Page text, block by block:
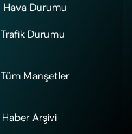
Hava Durumu
Trafik Durumu
Tüm Manşetler
Haber Arşivi